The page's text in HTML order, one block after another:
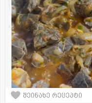
შეინახე რეცეპტი